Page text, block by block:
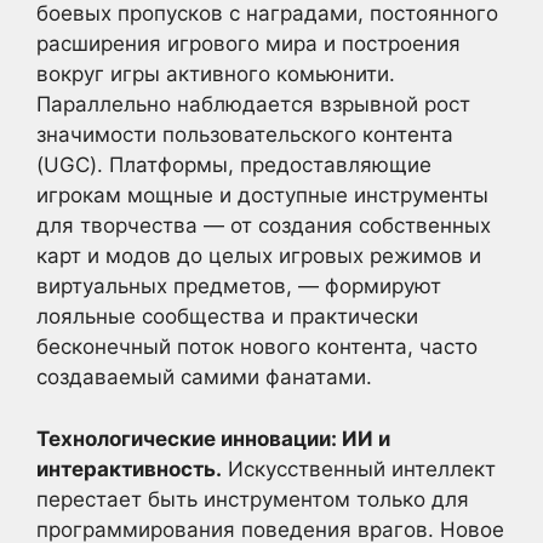
боевых пропусков с наградами, постоянного
расширения игрового мира и построения
вокруг игры активного комьюнити.
Параллельно наблюдается взрывной рост
значимости пользовательского контента
(UGC). Платформы, предоставляющие
игрокам мощные и доступные инструменты
для творчества — от создания собственных
карт и модов до целых игровых режимов и
виртуальных предметов, — формируют
лояльные сообщества и практически
бесконечный поток нового контента, часто
создаваемый самими фанатами.
Технологические инновации: ИИ и
интерактивность. Искусственный интеллект
перестает быть инструментом только для
программирования поведения врагов. Новое